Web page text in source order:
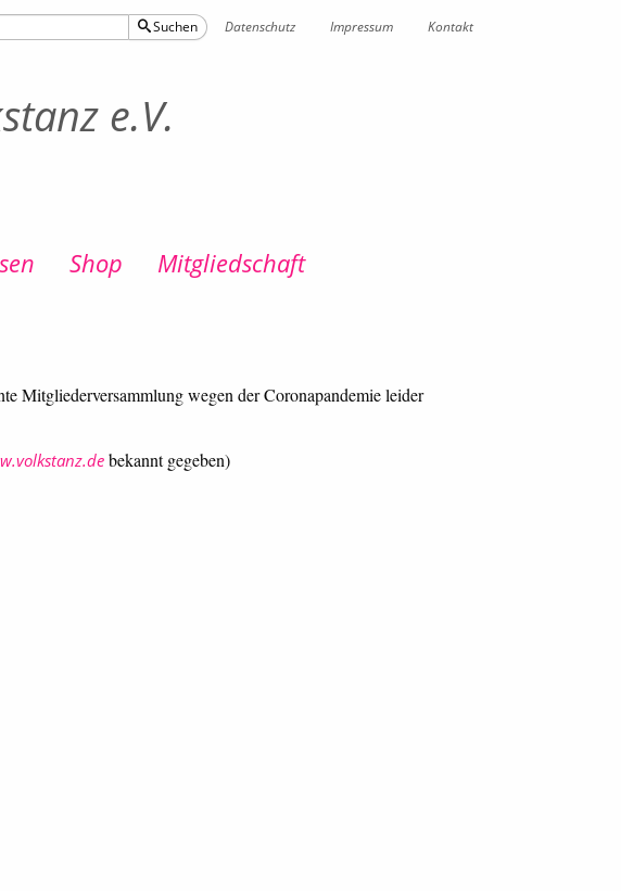
Suchen Datenschutz Impressum Kontakt
e.V.
Shop Mitgliedschaft
Mitgliederversammlung wegen der Coronapandemie leider
bekannt gegeben)